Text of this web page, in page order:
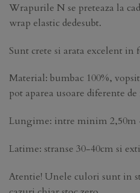
Wrapurile N se preteaza la
wrap elastic dedesubt.
Sunt crete si arata excelent in
Material: bumbac 100%,
pot aparea usoare diferente
Lungime: intre minim 2,50m
Latime: stranse 30-40cm si
Atentie! Unele culori sunt in